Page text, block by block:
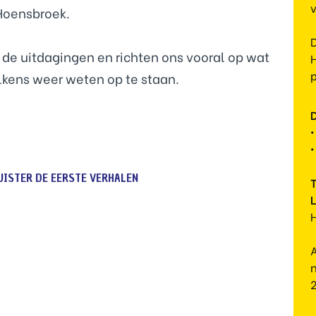
uitdagingen en richten ons vooral op wat
weer weten op te staan.
DE EERSTE VERHALEN